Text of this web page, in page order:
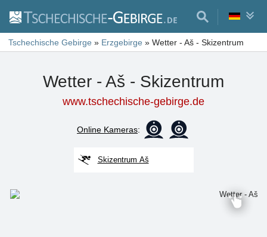
Tschechische Gebirge » Erzgebirge » Wetter - Aš - Skizentrum
Wetter - Aš - Skizentrum
www.tschechische-gebirge.de
Online Kameras:
Skizentrum Aš